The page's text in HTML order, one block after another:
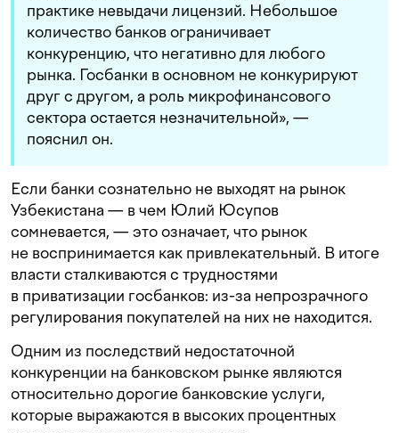
практике невыдачи лицензий. Небольшое
количество банков ограничивает
конкуренцию, что негативно для любого
рынка. Госбанки в основном не конкурируют
друг с другом, а роль микрофинансового
сектора остается незначительной», —
пояснил он.
Если банки сознательно не выходят на рынок
Узбекистана — в чем Юлий Юсупов
сомневается, — это означает, что рынок
не воспринимается как привлекательный. В итоге
власти сталкиваются с трудностями
в приватизации госбанков: из-за непрозрачного
регулирования покупателей на них не находится.
Одним из последствий недостаточной
конкуренции на банковском рынке являются
относительно дорогие банковские услуги,
которые выражаются в высоких процентных